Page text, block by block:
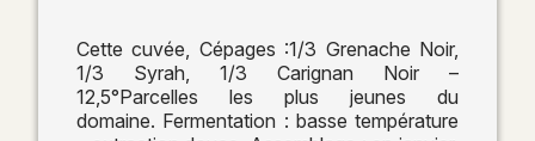
Cette cuvée, Cépages :1/3 Grenache Noir,
1/3 Syrah, 1/3 Carignan Noir –
12,5°Parcelles les plus jeunes du
domaine. Fermentation : basse température